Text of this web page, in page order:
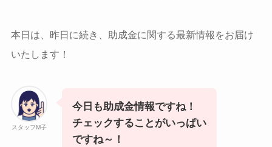
本日は、昨日に続き、助成金に関する最新情報をお届け
いたします！
スタッフM子
今日も助成金情報ですね！
チェックすることがいっぱい
ですね～！